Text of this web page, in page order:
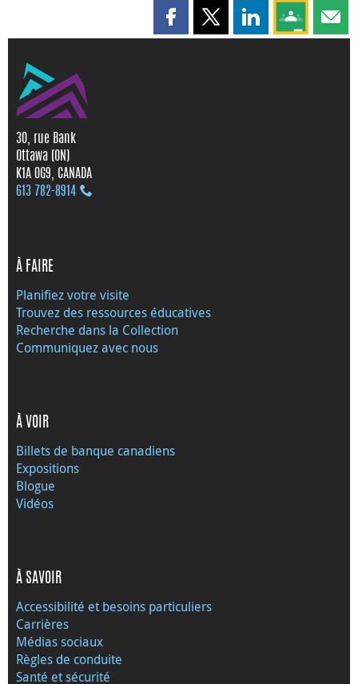
Partager cette page sur
Partager cette page sur X
Partager cette
Partagez
30, rue Bank
Ottawa (ON)
K1A 0G9, CANADA
613 782‑8914
À FAIRE
Planifiez votre visite
Trouvez des ressources éducatives
Recherche dans la Collection
Communiquez avec nous
À VOIR
Billets de banque canadiens
Expositions
Blogue
Vidéos
À SAVOIR
Accessibilité et besoins particuliers
Carrières
Médias sociaux
Règles de conduite
Santé et sécurité